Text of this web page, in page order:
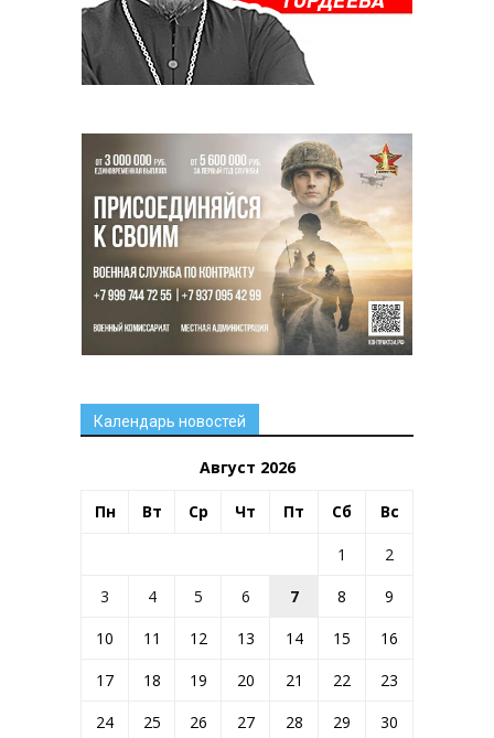
Календарь новостей
Август 2026
Пн Вт Ср Чт Пт Сб Вс
1
2
3
4 5 6 7 8
9
10
11 12 13 14 15
16
17
18 19 20 21 22
23
24
25 26 27 28 29
30